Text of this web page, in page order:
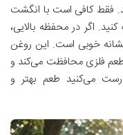
فقط کافی است با انگشت
اگر در محفظه بالایی،
خوبی است. این روغن
فلزی محافظت می‌کند و
می‌کنید طعم بهتر و